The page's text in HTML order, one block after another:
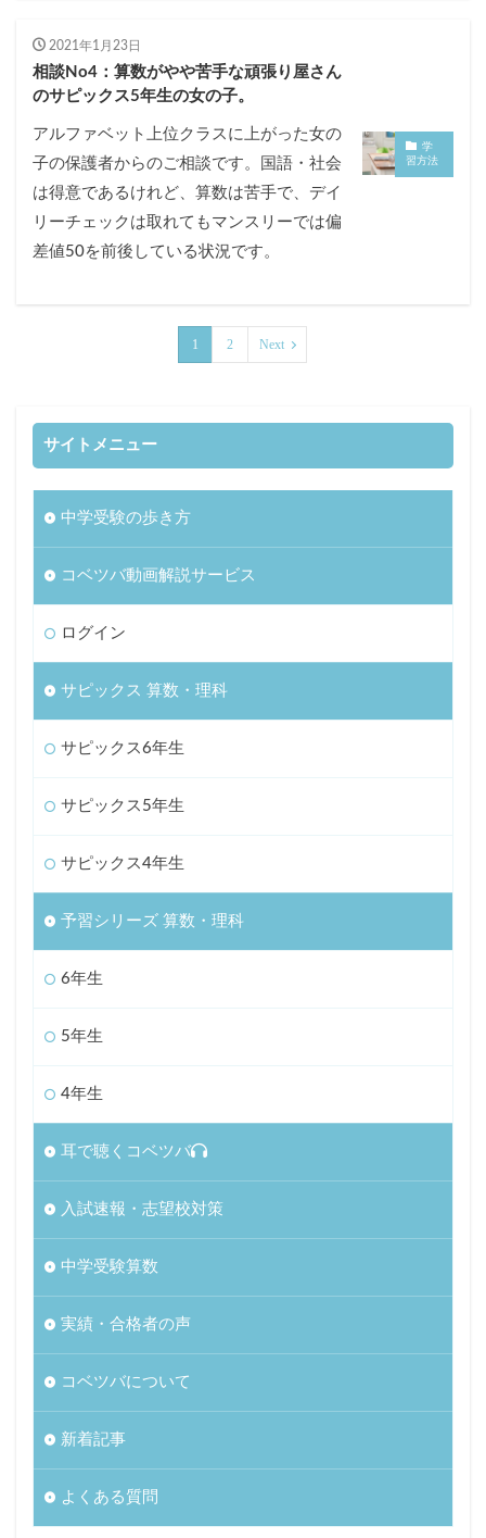
学
習方法
2021年1月23日
相談No4：算数がやや苦手な頑張り屋さん
のサピックス5年生の女の子。
アルファベット上位クラスに上がった女の
子の保護者からのご相談です。国語・社会
は得意であるけれど、算数は苦手で、デイ
リーチェックは取れてもマンスリーでは偏
差値50を前後している状況です。
1 2 Next
サイトメニュー
中学受験の歩き方
コベツバ動画解説サービス
ログイン
サピックス 算数・理科
サピックス6年生
サピックス5年生
サピックス4年生
予習シリーズ 算数・理科
6年生
5年生
4年生
耳で聴くコベツバ
入試速報・志望校対策
中学受験算数
実績・合格者の声
コベツバについて
新着記事
よくある質問